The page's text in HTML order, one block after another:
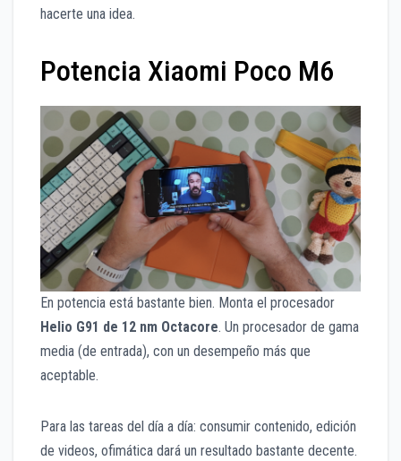
hacerte una idea.
Potencia Xiaomi Poco M6
En potencia está bastante bien. Monta el procesador
Helio G91 de 12 nm Octacore. Un procesador de gama
media (de entrada), con un desempeño más que
aceptable.
Para las tareas del día a día: consumir contenido, edición
de videos, ofimática dará un resultado bastante decente.